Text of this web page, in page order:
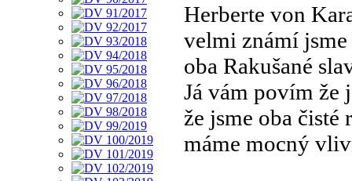
Herberte von
velmi známí
oba Rakušané
Já vám povím že
že jsme oba čisté
máme mocný